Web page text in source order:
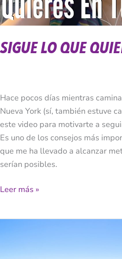
SIGUE LO QUE
Hace pocos días mientras
Nueva York (sí, también estuve
este video para motivarte a
Es uno de los consejos más
que me ha llevado a alcanzar
serían posibles.
Leer más »